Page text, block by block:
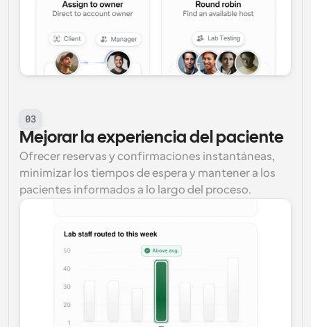
03
Mejorar la experiencia del paciente
Ofrecer reservas y confirmaciones instantáneas,
minimizar los tiempos de espera y mantener a los
pacientes informados a lo largo del proceso.